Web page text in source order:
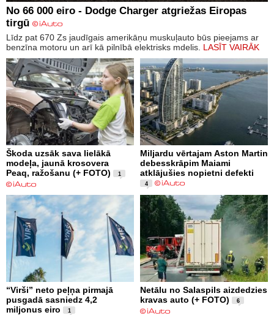
No 66 000 eiro - Dodge Charger atgriežas Eiropas
tirgū
Līdz pat 670 Zs jaudīgais amerikāņu muskuļauto būs pieejams ar
benzīna motoru un arī kā pilnībā elektrisks mdelis. LASĪT VAIRĀK
Škoda uzsāk sava lielākā
modeļa, jaunā krosovera
Peaq, ražošanu (+ FOTO)
1
Miljardu vērtajam Aston Martin
debesskrāpim Maiami
atklājušies nopietni defekti
4
“Virši” neto peļņa pirmajā
pusgadā sasniedz 4,2
miljonus eiro
1
Netālu no Salaspils aizdedzies
kravas auto (+ FOTO)
6